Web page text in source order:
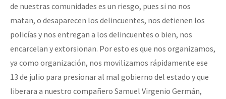
de nuestras comunidades es un riesgo, pues si no nos
matan, o desaparecen los delincuentes, nos detienen los
policías y nos entregan a los delincuentes o bien, nos
encarcelan y extorsionan. Por esto es que nos organizamos,
ya como organización, nos movilizamos rápidamente ese
13 de julio para presionar al mal gobierno del estado y que
liberara a nuestro compañero Samuel Virgenio Germán,